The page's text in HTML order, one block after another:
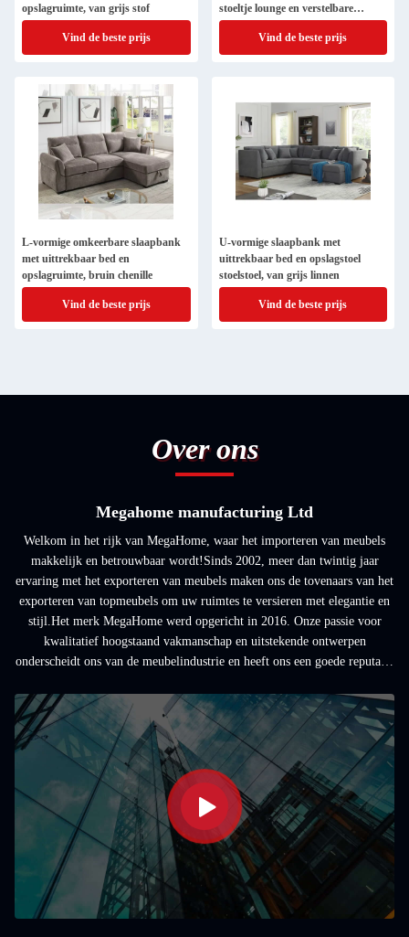
opslagruimte, van grijs stof
Vind de beste prijs
stoeltje lounge en verstelbare
hoofdsteunen, grijs stof
Vind de beste prijs
L-vormige omkeerbare slaapbank
met uittrekbaar bed en
opslagruimte, bruin chenille
Vind de beste prijs
U-vormige slaapbank met
uittrekbaar bed en opslagstoel
stoelstoel, van grijs linnen
Vind de beste prijs
Over ons
Megahome manufacturing Ltd
Welkom in het rijk van MegaHome, waar het importeren van meubels
makkelijk en betrouwbaar wordt!Sinds 2002, meer dan twintig jaar
ervaring met het exporteren van meubels maken ons de tovenaars van het
exporteren van topmeubels om uw ruimtes te versieren met elegantie en
stijl.Het merk MegaHome werd opgericht in 2016. Onze passie voor
kwalitatief hoogstaand vakmanschap en uitstekende ontwerpen
onderscheidt ons van de meubelindustrie en heeft ons een goede reputatie